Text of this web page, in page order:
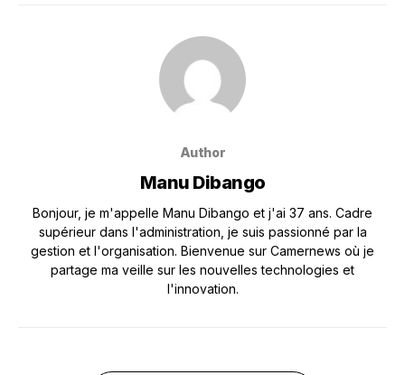
Author
Manu Dibango
Bonjour, je m'appelle Manu Dibango et j'ai 37 ans. Cadre
supérieur dans l'administration, je suis passionné par la
gestion et l'organisation. Bienvenue sur Camernews où je
partage ma veille sur les nouvelles technologies et
l'innovation.